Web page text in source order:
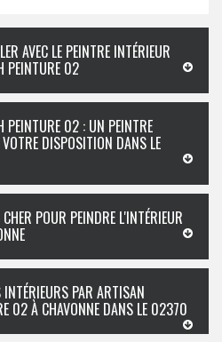
AVEC LE PEINTRE INTÉRIEUR
PEINTURE 02
PEINTURE 02 : UN PEINTRE
DISPOSITION DANS LE
POUR PEINDRE L'INTÉRIEUR
PAR ARTISAN
02 À CHAVONNE DANS LE 02370